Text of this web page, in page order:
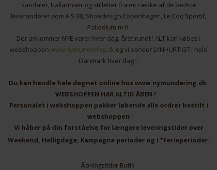
sandaler, ballarinaer og stilletter fra en række af de bedste
leverandører som A.S.98, Shoedesign Copenhagen, Le Coq Sportif,
Palladium m.fl.
Der ankommer NYE varer hver dag, året rundt ! ALT kan købes i
webshoppen www.nymundering.dk og vi sender LYNHURTIGT i hele
Danmark hver dag !.
Du kan handle hele døgnet online hos www.nymundering.dk
WEBSHOPPEN HAR ALTID ÅBEN !
Personalet i webshoppen pakker løbende alle ordrer bestilt i
webshoppen
Vi håber på din forståelse for længere leveringstider over
Weekend, Helligdage, Kampagne períoder og i *Ferieperioder.
Åbningstider Butik